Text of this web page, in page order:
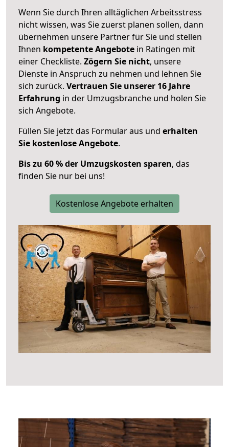
Wenn Sie durch Ihren alltäglichen Arbeitsstress
nicht wissen, was Sie zuerst planen sollen, dann
übernehmen unsere Partner für Sie und stellen
Ihnen kompetente Angebote in Ratingen mit
einer Checkliste. Zögern Sie nicht, unsere
Dienste in Anspruch zu nehmen und lehnen Sie
sich zurück. Vertrauen Sie unserer 16 Jahre
Erfahrung in der Umzugsbranche und holen Sie
sich Angebote.
Füllen Sie jetzt das Formular aus und erhalten
Sie kostenlose Angebote.
Bis zu 60 % der Umzugskosten sparen, das
finden Sie nur bei uns!
Kostenlose Angebote erhalten